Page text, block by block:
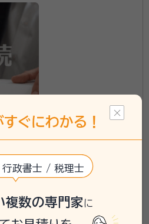
ーに書類を作成したり、手続
ートいたします。 司法書
た他の士業との連携でワンス
めているため、たらい回しに
京都に拠点を置く行政書士と
最大限貢献できるように、質
支払い方法にQR
・visa・アメックスなど各種
ております。 また分割での支
用面でお困りの方は一度ご相
のご相談
も受付中 無料
すぐにわかる！
政書士 / 税理士
複数の専門家に